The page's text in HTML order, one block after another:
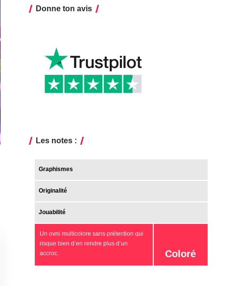
Donne ton avis
Les notes :
Graphismes
Originalité
Jouabilité
Coloré
Un ovni multicolore sans prétention qui
risque bien d’en rendre plus d’un
accroc.